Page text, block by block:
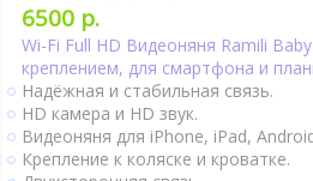
6500 р.
Wi-Fi Full HD Видеоняня Ramili
креплением, для смартфона и
Надёжная и стабильная связь.
HD камера и HD звук.
Видеоняня для iPhone, iPad,
Крепление к коляске и кроватке.